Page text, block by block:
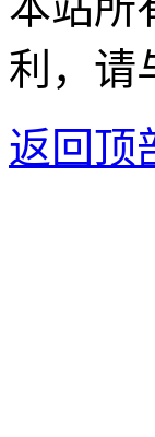
利，请
返回顶